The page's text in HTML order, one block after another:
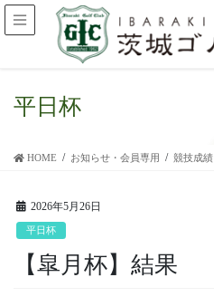
平日杯
HOME お知らせ・会員専用 競技成績
2026年5月26日
平日杯
【皐月杯】結果